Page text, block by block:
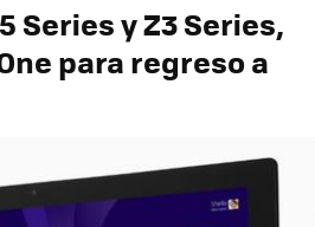
Series y Z3 Series,
para regreso a